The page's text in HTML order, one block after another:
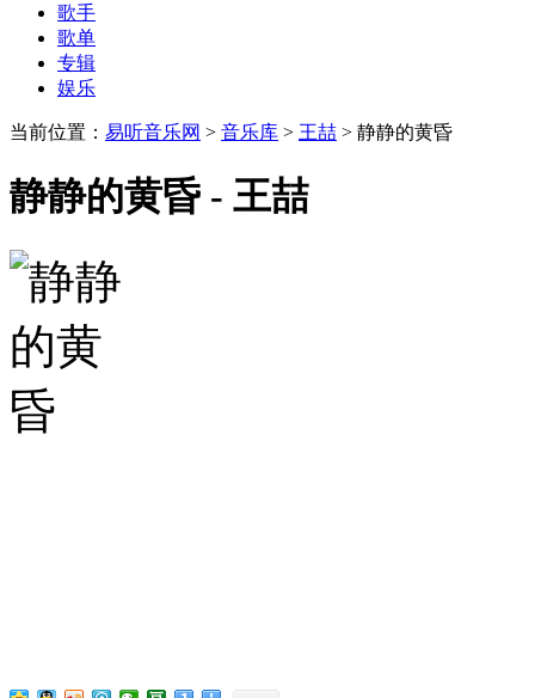
歌手
歌单
专辑
娱乐
当前位置： 易听音乐网 > 音乐库 > 王喆 > 静静的黄昏
静静的黄昏 - 王喆